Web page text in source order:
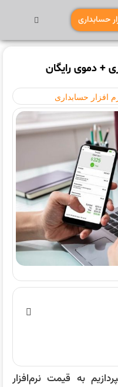
حسابداری
+ دموی رایگان
افزار حسابداری
به قیمت نرم‌افزار